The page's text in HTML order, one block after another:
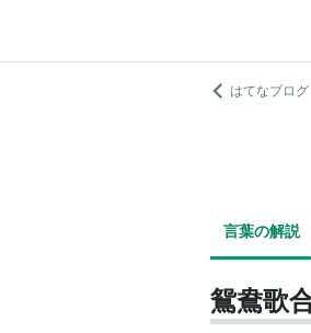
はてなブロ
言葉の解説
鴛鴦歌